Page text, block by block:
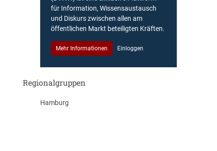
für Information, Wissensaustausch
und Diskurs zwischen allen am
öffentlichen Markt beteiligten Kräften.
Mehr Informationen Einloggen
Regionalgruppen
Hamburg